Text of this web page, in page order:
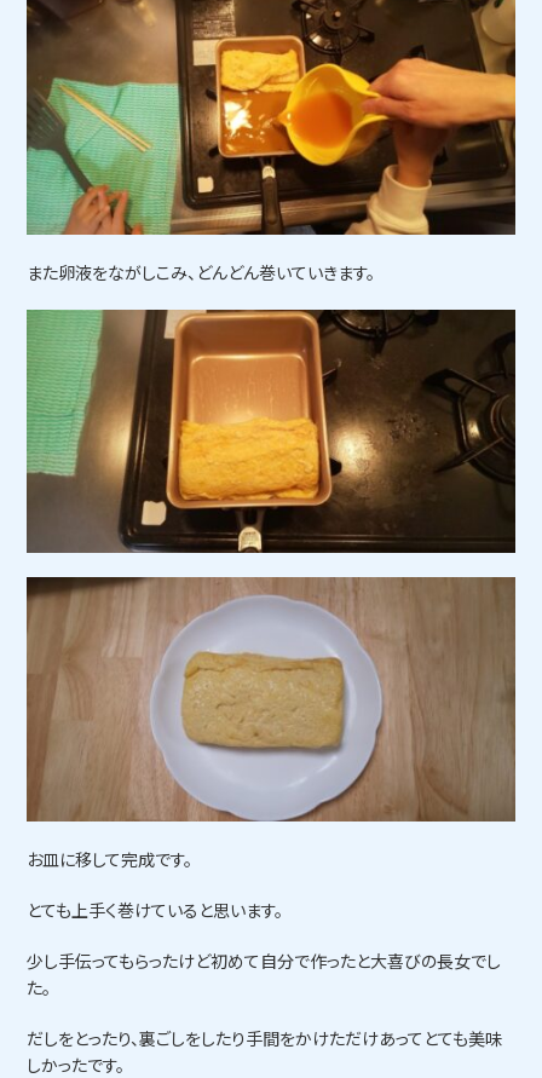
また卵液をながしこみ、どんどん巻いていきます。
お皿に移して完成です。
とても上手く巻けていると思います。
少し手伝ってもらったけど初めて自分で作ったと大喜びの長女でし
た。
だしをとったり、裏ごしをしたり手間をかけただけあってとても美味
しかったです。